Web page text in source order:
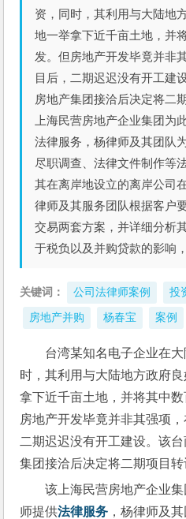
资，同时，其利用与大陆地
地一举拿下近千亩土地，并
发。但房地产开发毕竟并非
目后，二期迟迟没有开工建
房地产集团接洽后决定将二
上海民营房地产企业集团为
法律服务，杨律师及其团队
尽职调查、法律文件制作等
其在离岸地设立的离岸公司
律师及其服务团队根据客户
交易两套方案，并详细分析
于税负以及并购贷款的影响，
关键词： 公司法律师案例 投
房地产并购 杨春宝 案例
台湾某知名电子企业在
时，其利用与大陆地方政府
拿下近千亩土地，并将其中
房地产开发毕竟并非其强项
二期迟迟没有开工建设。该
集团接洽后决定将二期项目转
该上海民营房地产企业
师提供法律服务 ，杨律师及